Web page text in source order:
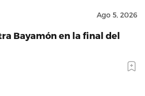
Ago 5, 2026
Bayamón en la final del